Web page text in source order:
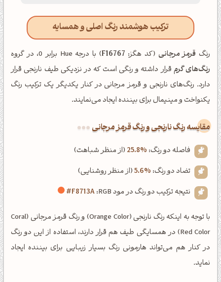
ترکیب هوشمند رنگ اصلی و همسایه
رنگ قرمز مرجانی (کد هگز: F16767) با درجه Hue برابر 0، در گروه
رنگ‌های گرم قرار داشته و رنگی است که در نزدیکی طیف نارنجی قرار
دارد. رنگ‌های نارنجی و قرمز مرجانی در کنار یکدیگر یک ترکیب رنگ
یکنواخت و مینیمال برای بیننده ایجاد می‌نمایند.
‌مقایسه رنگ نارنجی و رنگ قرمز مرجانی
فاصله دو رنگ: 25.8% (از منظر شباهت)
تضاد دو رنگ: 5.6%(از منظر روشنایی)
نتیجه ترکیب دو رنگ در مود RGB:
#F8713A
با توجه به اینکه رنگ نارنجی (Orange Color) و رنگ قرمز مرجانی (Coral
Red Color) در همسایگی طیف هم قرار دارند، استفاده از این دو رنگ
در کنار هم می‌تواند هارمونی رنگ بسیار زیبایی برای بیننده ایجاد
نماید.